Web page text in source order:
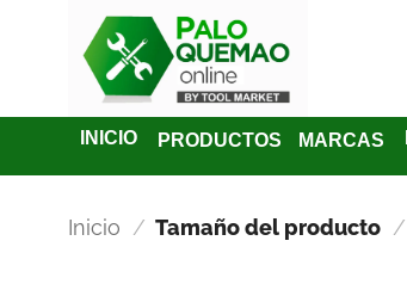
INICIO PRODUCTOS MARCAS
Inicio / Tamaño del producto /